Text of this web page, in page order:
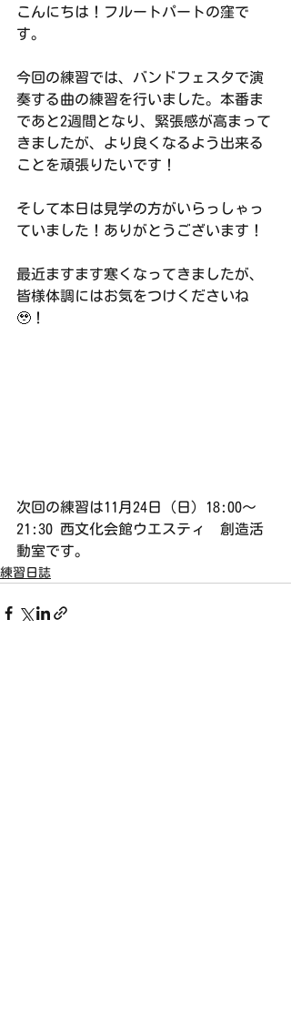
こんにちは！フルートパートの窪で
す。
今回の練習では、バンドフェスタで演
奏する曲の練習を行いました。本番ま
であと2週間となり、緊張感が高まって
きましたが、より良くなるよう出来る
ことを頑張りたいです！
そして本日は見学の方がいらっしゃっ
ていました！ありがとうございます！
最近ますます寒くなってきましたが、
皆様体調にはお気をつけくださいね
🥹！
次回の練習は11月24日（日）18:00〜
21:30 西文化会館ウエスティ　創造活
動室です。
練習日誌